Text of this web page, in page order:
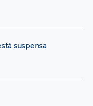
suspensa